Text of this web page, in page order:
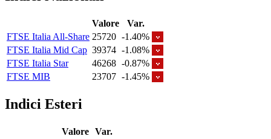
Valore
Var.
FTSE Italia All-Share 25720 -1.40%
FTSE Italia Mid Cap 39374 -1.08%
FTSE Italia Star
46268 -0.87%
FTSE MIB
23707 -1.45%
Indici Esteri
Valore Var.